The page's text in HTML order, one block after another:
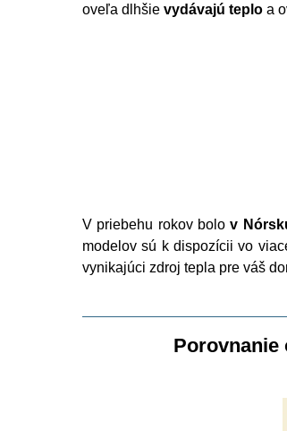
oveľa dlhšie vydávajú teplo a
V priebehu rokov bolov
modelov sú k dispozícii vo
vynikajúci zdroj tepla pre váš
Porovnanie